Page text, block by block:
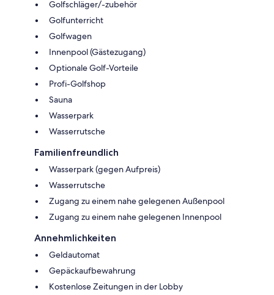
Golfschläger/-zubehör
Golfunterricht
Golfwagen
Innenpool (Gästezugang)
Optionale Golf-Vorteile
Profi-Golfshop
Sauna
Wasserpark
Wasserrutsche
Familienfreundlich
Wasserpark (gegen Aufpreis)
Wasserrutsche
Zugang zu einem nahe gelegenen Außenpool
Zugang zu einem nahe gelegenen Innenpool
Annehmlichkeiten
Geldautomat
Gepäckaufbewahrung
Kostenlose Zeitungen in der Lobby